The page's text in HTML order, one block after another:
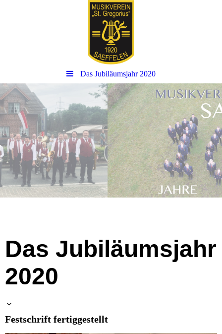
Das Jubiläumsjahr 2020
Das Jubiläumsjahr
2020
Festschrift fertiggestellt